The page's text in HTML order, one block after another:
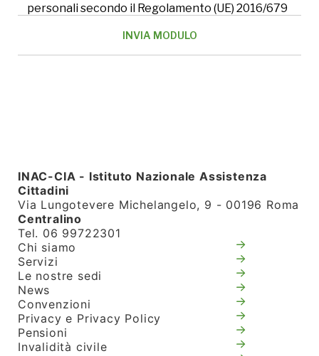
personali secondo il Regolamento (UE) 2016/679
INAC-CIA - Istituto Nazionale Assistenza
Cittadini
Via Lungotevere Michelangelo, 9 - 00196 Roma
Centralino
Tel. 06 99722301
Chi siamo
Servizi
Le nostre sedi
News
Convenzioni
Privacy e Privacy Policy
Pensioni
Invalidità civile